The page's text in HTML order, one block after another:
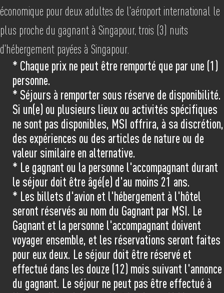
économique pour deux adultes de l'aéroport international le
plus proche du gagnant à Singapour, trois (3) nuits
d'hébergement payées à Singapour.
* Chaque prix ne peut être remporté que par une (1)
personne.
* Séjours à remporter sous réserve de disponibilité.
Si un(e) ou plusieurs lieux ou activités spécifiques
ne sont pas disponibles, MSI offrira, à sa discrétion,
des expériences ou des articles de nature ou de
valeur similaire en alternative.
* Le gagnant ou la personne l'accompagnant durant
le séjour doit être âgé(e) d'au moins 21 ans.
* Les billets d'avion et l'hébergement à l'hôtel
seront réservés au nom du Gagnant par MSI. Le
Gagnant et la personne l'accompagnant doivent
voyager ensemble, et les réservations seront faites
pour eux deux. Le séjour doit être réservé et
effectué dans les douze (12) mois suivant l'annonce
du gagnant. Le séjour ne peut pas être effectué à